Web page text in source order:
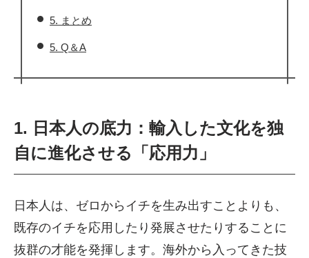
5. まとめ
5. Q＆A
1. 日本人の底力：輸入した文化を独
自に進化させる「応用力」
日本人は、ゼロからイチを生み出すことよりも、
既存のイチを応用したり発展させたりすることに
抜群の才能を発揮します。海外から入ってきた技